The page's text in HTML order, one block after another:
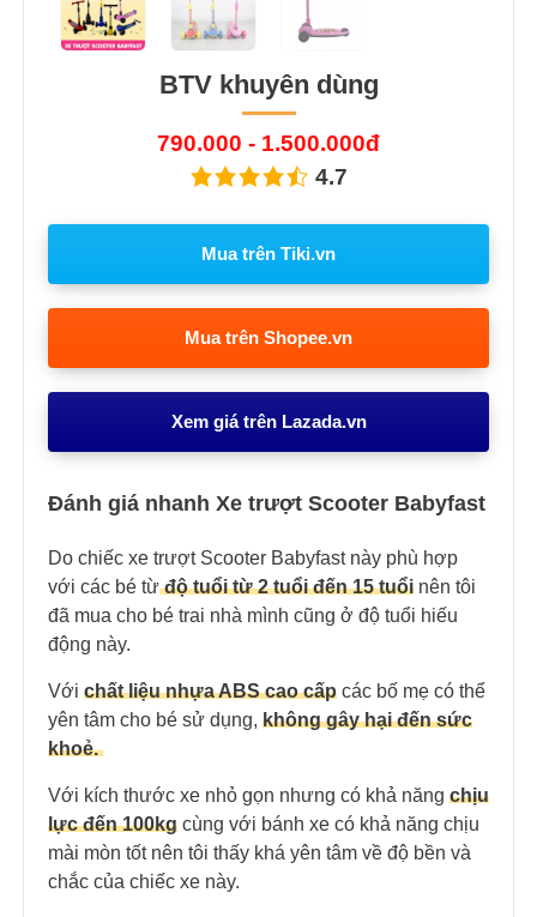
BTV khuyên dùng
790.000 - 1.500.000đ
4.7
Mua trên Tiki.vn
Mua trên Shopee.vn
Xem giá trên Lazada.vn
Đánh giá nhanh Xe trượt Scooter Babyfast
Do chiếc xe trượt Scooter Babyfast này phù hợp
với các bé từđộ tuổi từ 2 tuổi đến 15 tuổi nên tôi
đã mua cho bé trai nhà mình cũng ở độ tuổi hiếu
động này.
Với chất liệu nhựa ABS cao cấp các bố mẹ có thể
yên tâm cho bé sử dụng, không gây hại đến sức
khoẻ.
Với kích thước xe nhỏ gọn nhưng có khả năng chịu
lực đến 100kg cùng với bánh xe có khả năng chịu
mài mòn tốt nên tôi thấy khá yên tâm về độ bền và
chắc của chiếc xe này.